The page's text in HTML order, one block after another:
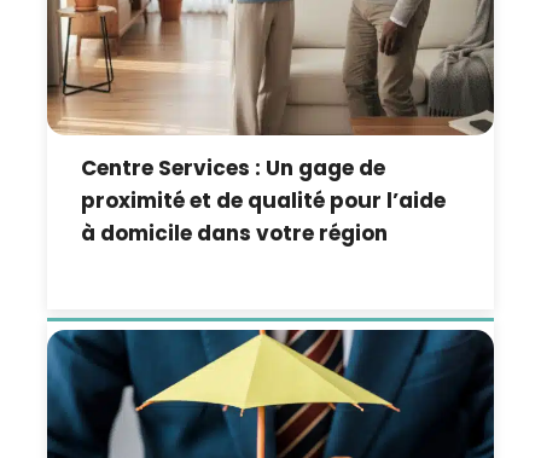
Centre Services : Un gage de
proximité et de qualité pour l’aide
à domicile dans votre région